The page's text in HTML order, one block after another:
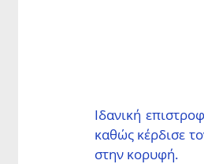
Ιδανική
καθώς κέρδισε
στην κορυφή.